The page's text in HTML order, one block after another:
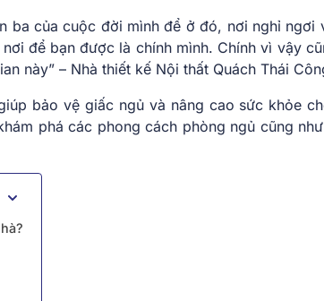
ba của cuộc đời mình để ở đó, nơi nghỉ ngơi
để bạn được là chính mình. Chính vì vậy
này” – Nhà thiết kế Nội thất Quách Thái
bảo vệ giấc ngủ và nâng cao sức khỏe
phá các phong cách phòng ngủ cũng